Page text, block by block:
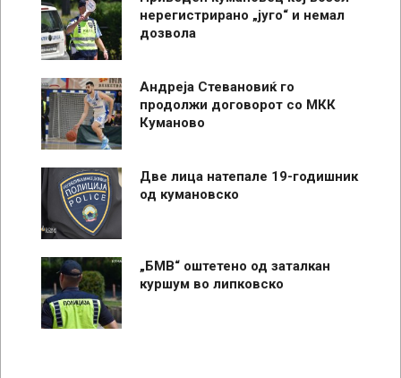
нерегистрирано „југо“ и немал
дозвола
Андреја Стевановиќ го
продолжи договорот со МКК
Куманово
Две лица натепале 19-годишник
од кумановско
„БМВ“ оштетено од заталкан
куршум во липковско